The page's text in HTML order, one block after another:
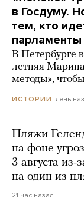
в Госдуму.
тем, кто
парламенты
В Петербурге
летняя
методы»,
ИСТОРИИ день
Пляжи
на фоне
3 августа из-
на один из
21 час назад